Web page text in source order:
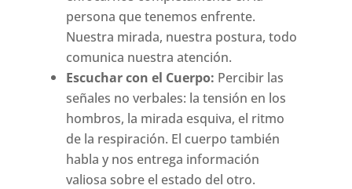
persona que tenemos enfrente.
Nuestra mirada, nuestra postura, todo
comunica nuestra atención.
Escuchar con el Cuerpo: Percibir las
señales no verbales: la tensión en los
hombros, la mirada esquiva, el ritmo
de la respiración. El cuerpo también
habla y nos entrega información
valiosa sobre el estado del otro.